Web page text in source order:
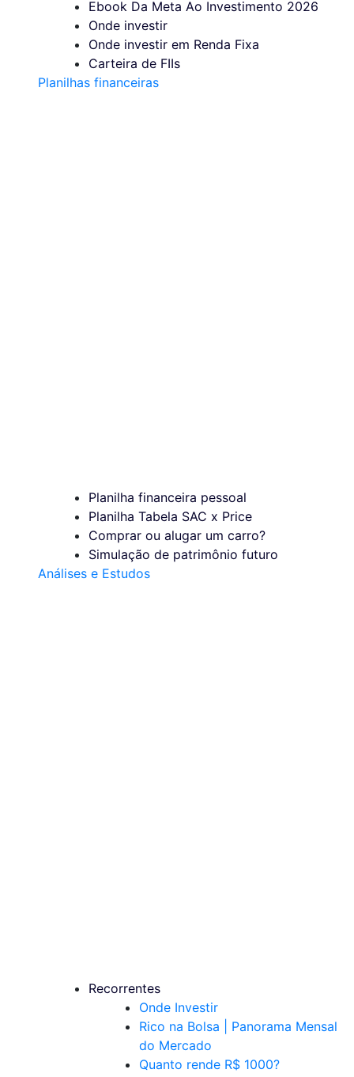
Ebook Da Meta Ao Investimento 2026
Onde investir
Onde investir em Renda Fixa
Carteira de FIIs
Planilhas financeiras
Planilha financeira pessoal
Planilha Tabela SAC x Price
Comprar ou alugar um carro?
Simulação de patrimônio futuro
Análises e Estudos
Recorrentes
Onde Investir
Rico na Bolsa | Panorama Mensal
do Mercado
Quanto rende R$ 1000?